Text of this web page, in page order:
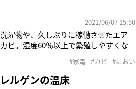
2021/06/07 15:50
濯物や、久しぶりに稼働させたエア
ビ。湿度60％以上で繁殖しやすくな
要です」と、家電ライターの藤山哲人
#家電 #カビ #におい
ルゲンの温床